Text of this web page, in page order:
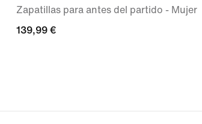
Zapatillas para antes del partido - Mujer
139,99 €
139,99 €